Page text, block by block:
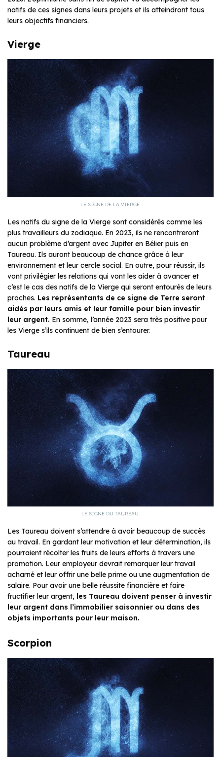
natifs de ces signes dans leurs projets et ils atteindront tous
leurs objectifs financiers.
Vierge
LE SIGNE DE LA VIERGE.
Les natifs du signe de la Vierge sont considérés comme les
plus travailleurs du zodiaque. En 2023, ils ne rencontreront
aucun problème d’argent avec Jupiter en Bélier puis en
Taureau. Ils auront beaucoup de chance grâce à leur
environnement et leur cercle social. En outre, pour réussir, ils
vont privilégier les relations qui vont les aider à avancer et
c’est le cas des natifs de la Vierge qui seront entourés de leurs
proches. Les représentants de ce signe de Terre seront
aidés par leurs amis et leur famille pour bien investir
leur argent. En somme, l’année 2023 sera très positive pour
les Vierge s’ils continuent de bien s’entourer.
Taureau
LE SIGNE DU TAUREAU.
Les Taureau doivent s’attendre à avoir beaucoup de succès
au travail. En gardant leur motivation et leur détermination, ils
pourraient récolter les fruits de leurs efforts à travers une
promotion. Leur employeur devrait remarquer leur travail
acharné et leur offrir une belle prime ou une augmentation de
salaire. Pour avoir une belle réussite financière et faire
fructifier leur argent, les Taureau doivent penser à investir
leur argent dans l’immobilier saisonnier ou dans des
objets importants pour leur maison.
Scorpion